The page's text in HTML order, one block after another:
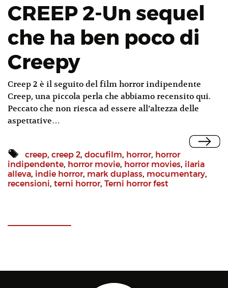
CREEP 2-Un sequel
che ha ben poco di
Creepy
Creep 2 è il seguito del film horror indipendente
Creep, una piccola perla che abbiamo recensito qui.
Peccato che non riesca ad essere all’altezza delle
aspettative…
creep, creep 2, docufilm, horror, horror
indipendente, horror movie, horror movies, ilaria
alleva, indie horror, mark duplass, mocumentary,
recensioni, terni horror, Terni horror fest